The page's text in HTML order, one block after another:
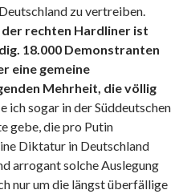
zu vertreiben.
rechten Hardliner ist
18.000 Demonstranten
eine gemeine
Mehrheit, die völlig
ich sogar in der Süddeutschen
gebe, die pro Putin
Diktatur in Deutschland
arrogant solche Auslegung
nur um die längst überfällige